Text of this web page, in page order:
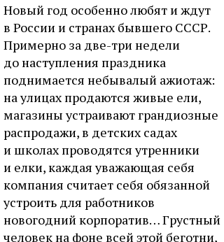
Новый год особенно любят и ждут
в России и странах бывшего СССР.
Примерно за две-три недели
до наступления праздника
поднимается небывалый ажиотаж:
на улицах продаются живые ели,
магазины устраивают грандиозные
распродажи, в детских садах
и школах проводятся утренники
и елки, каждая уважающая себя
компания считает себя обязанной
устроить для работников
новогодний корпоратив… Грустный
человек на фоне всей этой беготни,